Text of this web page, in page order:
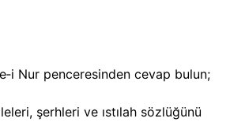
Nur penceresinden cevap bulun;
şerhleri ve ıstılah sözlüğünü